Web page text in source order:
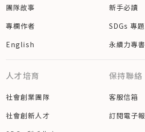
團隊故事
專欄作者
English
新手必讀
SDGs 專題
永續力專書
人才培育
社會創業團隊
社會創新人才
保持聯絡
客服信箱
訂閱電子報